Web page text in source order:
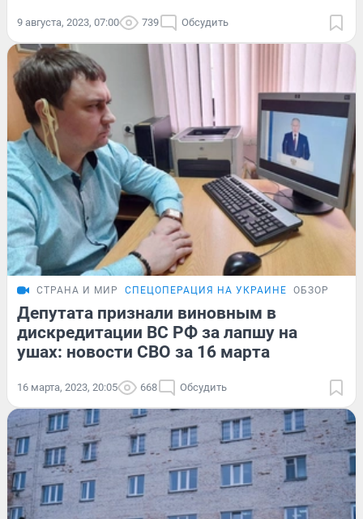
9 августа, 2023, 07:00 739 Обсудить
СТРАНА И МИР СПЕЦОПЕРАЦИЯ НА УКРАИНЕ ОБЗОР
Депутата признали виновным в
дискредитации ВС РФ за лапшу на
ушах: новости СВО за 16 марта
16 марта, 2023, 20:05 668 Обсудить